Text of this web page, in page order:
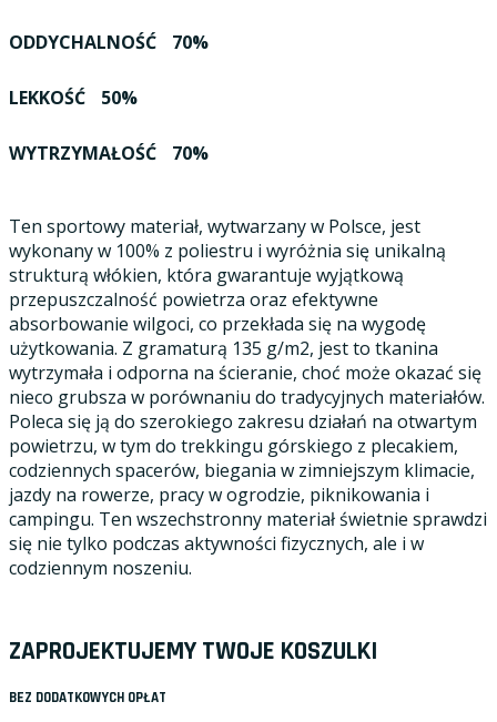
ODDYCHALNOŚĆ 70%
LEKKOŚĆ 50%
WYTRZYMAŁOŚĆ 70%
Ten sportowy materiał, wytwarzany w Polsce, jest
wykonany w 100% z poliestru i wyróżnia się unikalną
strukturą włókien, która gwarantuje wyjątkową
przepuszczalność powietrza oraz efektywne
absorbowanie wilgoci, co przekłada się na wygodę
użytkowania. Z gramaturą 135 g/m2, jest to tkanina
wytrzymała i odporna na ścieranie, choć może okazać się
nieco grubsza w porównaniu do tradycyjnych materiałów.
Poleca się ją do szerokiego zakresu działań na otwartym
powietrzu, w tym do trekkingu górskiego z plecakiem,
codziennych spacerów, biegania w zimniejszym klimacie,
jazdy na rowerze, pracy w ogrodzie, piknikowania i
campingu. Ten wszechstronny materiał świetnie sprawdzi
się nie tylko podczas aktywności fizycznych, ale i w
codziennym noszeniu.
ZAPROJEKTUJEMY TWOJE KOSZULKI
BEZ DODATKOWYCH OPŁAT